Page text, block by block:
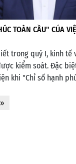
TOÀN CẦU" CỦA
trong quý I, kinh tế
kiểm soát. Đặc
khi "Chỉ số hạnh
»